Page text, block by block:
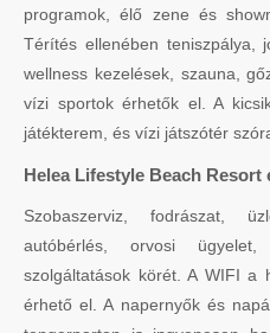
programok, élő zene és
Térítés ellenében teniszpálya,
wellness kezelések, szauna,
vízi sportok érhetők el. A
játékterem, és vízi játszótér
Helea Lifestyle Beach
Szobaszerviz, fodrászat,
autóbérlés, orvosi
szolgáltatások körét. A WIFI a
érhető el. A napernyők és